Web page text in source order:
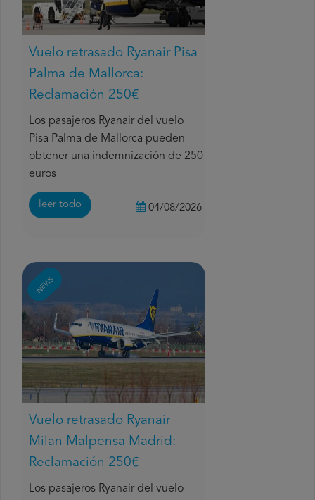
Vuelo retrasado Ryanair Pisa
Palma de Mallorca:
Reclamación 250€
Los pasajeros Ryanair del vuelo
Pisa Palma de Mallorca pueden
obtener una indemnización de 250
euros
leer todo 04/08/2026
NEWS
Vuelo retrasado Ryanair
Milan Malpensa Madrid:
Reclamación 250€
Los pasajeros Ryanair del vuelo